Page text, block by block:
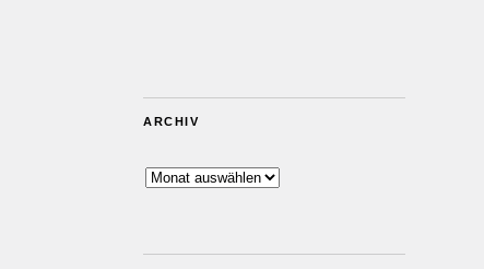
ARCHIV
Archiv